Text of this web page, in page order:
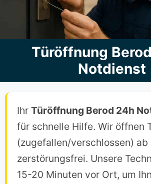
Türöffnung
Notdienst
Ihr Türöffnung Berod 24h
für schnelle Hilfe. Wir öffnen
(zugefallen/verschlossen) ab
zerstörungsfrei. Unsere
15-20 Minuten vor Ort, um